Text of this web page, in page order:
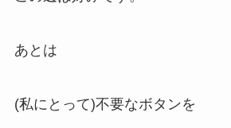
あとは
(私にとって)不要なボタンを